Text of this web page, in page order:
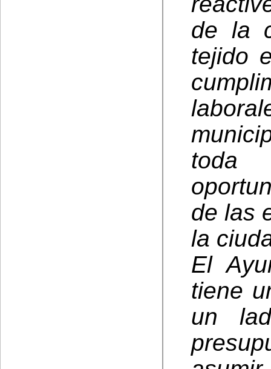
de la
tejido
toda
de las
la
El
tiene
un